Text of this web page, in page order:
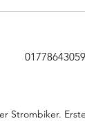
01778643059
Strombiker.